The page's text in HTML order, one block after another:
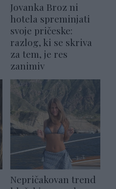
Jovanka Broz ni
hotela spreminjati
svoje pričeske:
razlog, ki se skriva
za tem, je res
zanimiv
Nepričakovan trend